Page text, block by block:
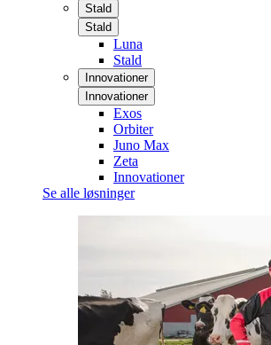
Stald
Stald
Luna
Stald
Innovationer
Innovationer
Exos
Orbiter
Juno Max
Zeta
Innovationer
Se alle løsninger